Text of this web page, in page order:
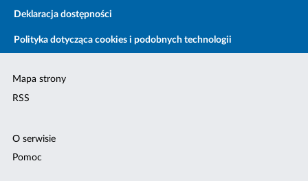
Deklaracja dostępności
Polityka dotycząca cookies i podobnych technologii
Mapa strony
RSS
O serwisie
Pomoc